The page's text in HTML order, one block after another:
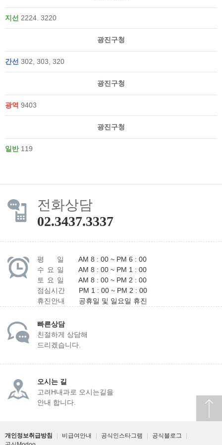
지선 2224. 3220
광진구청
간선 302, 303, 320
광진구청
광역 9403
광진구청
일반119
전화상담
02.3437.3337
평 일
AM 8 : 00 ~ PM 6 : 00
수 요 일
AM 8 : 00 ~ PM 1 : 00
토 요 일
AM 8 : 00 ~ PM 2 : 00
점심시간
PM 1 : 00 ~ PM 2 : 00
휴진안내
공휴일 및 일요일 휴진
빠른상담
친절하게 상담해
드리겠습니다.
오시는 길
고려H내과로 오시는길을
안내 합니다.
개인정보취급방침 비급여안내 공식인스타그램 공식블로그